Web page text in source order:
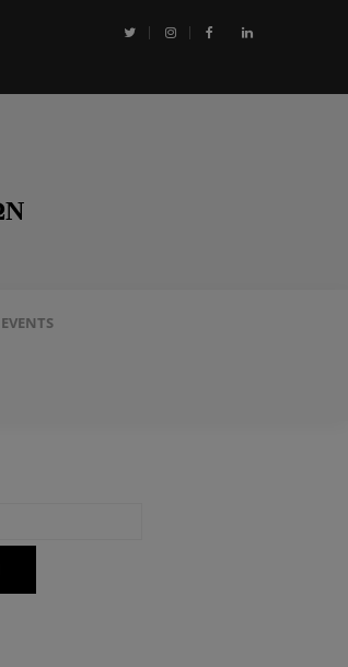
Η ΕΕ στην ασφάλεια της Ερυθράς